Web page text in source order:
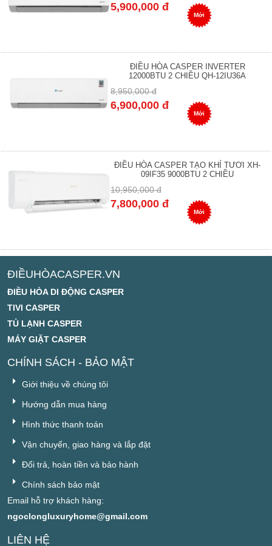
5,900,000 đ
Mới
ĐIỀU HÒA CASPER INVERTER
12000BTU 2 CHIỀU QH-12IU36A
8,950,000 đ
6,900,000 đ
Mới
ĐIỀU HÒA CASPER TẠO KHÍ TƯƠI XH-
09IF35 9000BTU 2 CHIỀU
10,950,000 đ
7,800,000 đ
Mới
ĐIỀUHÒACASPER.VN
ĐIỀU HÒA DI ĐỘNG CASPER
TIVI CASPER
TỦ LẠNH CASPER
MÁY GIẶT CASPER
CHÍNH SÁCH - BẢO MẬT
Giới thiệu về chúng tôi
Hướng dẫn mua hàng
Hình thức thanh toán
Vận chuyển, giao hàng và lắp đặt
Đổi trả, hoàn tiền và bảo hành
Chính sách bảo mật
Email hỗ trợ khách hàng:
ngoclongluxuryhome@gmail.com
LIÊN HỆ